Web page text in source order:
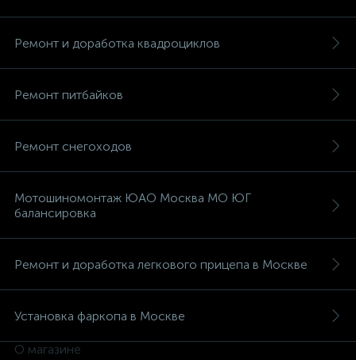
Ремонт и доработка квадроциклов
Ремонт питбайков
Ремонт снегоходов
Мотошиномонтаж ЮАО Москва МО ЮГ
балансировка
Ремонт и доработка легкового прицепа в Москве
Установка фаркопа в Москве
О магазине